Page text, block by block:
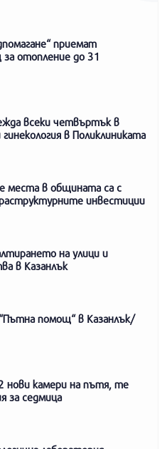
приемат
за отопление до 31
всеки четвъртък в
в Поликлиниката
места в общината са с
инвестиции
на улици и
в Казанлък
помощ“ в Казанлък/
нови камери на пътя, те
за седмица